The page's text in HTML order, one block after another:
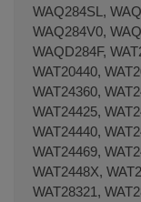
WAQ284SL,
WAQ284V0,
WAQD284F,
WAT20440,
WAT24360,
WAT24425,
WAT24440,
WAT24469,
WAT2448X,
WAT28321,